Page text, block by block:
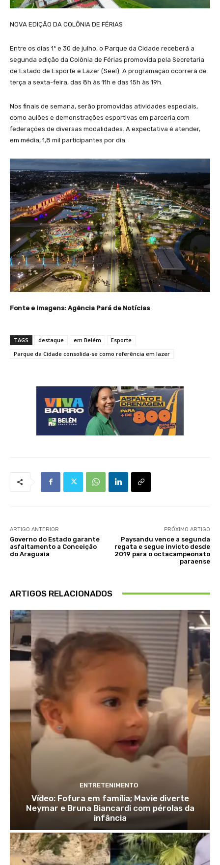
NOVA EDIÇÃO DA COLÔNIA DE FÉRIAS
Entre os dias 1º e 30 de julho, o Parque da Cidade receberá a
segunda edição da Colônia de Férias promovida pela Secretaria
de Estado de Esporte e Lazer (Seel). A programação ocorrerá de
terça a sexta-feira, das 8h às 11h e das 15h às 19h.
Nos finais de semana, serão promovidas atividades especiais,
como aulões e demonstrações esportivas em parceria com
federações de diversas modalidades. A expectativa é atender,
em média, 1,8 mil participantes por dia.
Fonte e imagens: Agência Pará de Notícias
TAGS destaque em Belém
Esporte
Parque da Cidade consolida-se como referência em lazer
ARTIGO ANTERIOR
Governo do Estado garante
asfaltamento a Conceição
do Araguaia
PRÓXIMO ARTIGO
Paysandu vence a segunda
regata e segue invicto desde
2019 para o octacampeonato
paraense
ARTIGOS RELACIONADOS
ENTRETENIMENTO
Vídeo: Fofura em família; Mavie diverte
Neymar e Bruna Biancardi com pérolas da
infância